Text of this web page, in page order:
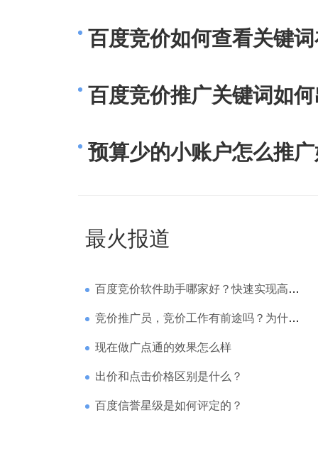
百度竞价如何查看关键
百度竞价推广关键词如
预算少的小账户怎么推
最火报道
百度竞价软件助手哪家好？快速实现高回报哪家强？
竞价推广员，竞价工作有前途吗？为什么待遇那么高
现在做广点通的效果怎么样
出价和点击价格区别是什么？
百度信誉星级是如何评定的？